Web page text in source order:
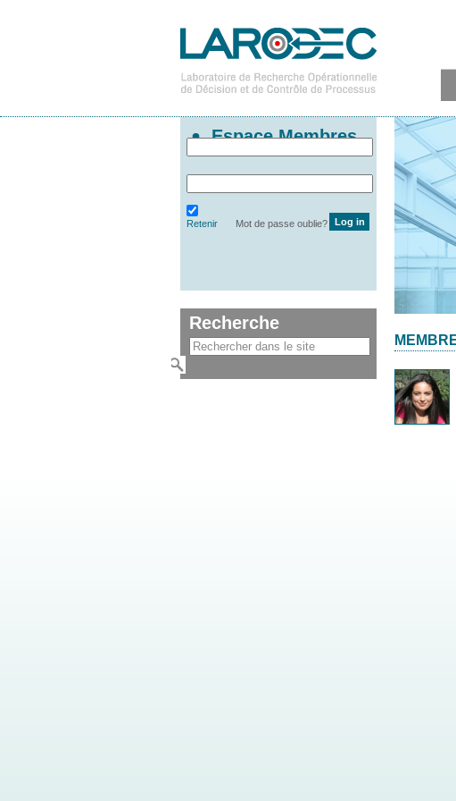
Espace Membres
Retenir Mot de passe oublie?
Recherche